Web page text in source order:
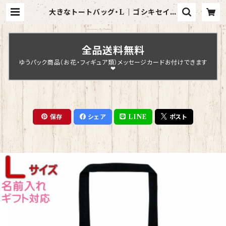
大きなトートバッグ・L｜ゴシキセイガ
イインコとハイビスカス（ブラック）
【型番 BL-35】きゃぴあーと KYAPI
Art | Chopin Design
全品送料無料
ゆうパック商品（お花・フィギュア類）メッセージカードお付けできます
❤
保存 シェア LINE ポスト